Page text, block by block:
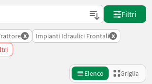
su Landwirt.com
Filtri
x Impianti Idraulici Frontali x
Elenco Griglia